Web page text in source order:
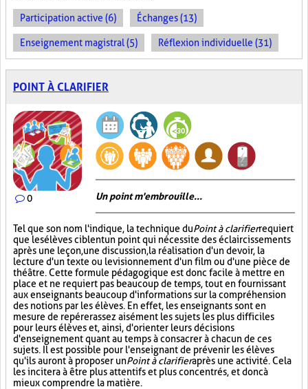
Participation active (6) Échanges (13)
Enseignement magistral (5) Réflexion individuelle (31)
POINT À CLARIFIER
0 Un point m'embrouille...
Tel que son nom l'indique, la technique duPoint à clarifierrequiert
que les élèves ciblent un point qui nécessite des éclaircissements
après une leçon, une discussion, la réalisation d'un devoir, la
lecture d'un texte ou le visionnement d'un film ou d'une pièce de
théâtre. Cette formule pédagogique est donc facile à mettre en
place et ne requiert pas beaucoup de temps, tout en fournissant
aux enseignants beaucoup d'informations sur la compréhension
des notions par les élèves. En effet, les enseignants sont en
mesure de repérer assez aisément les sujets les plus difficiles
pour leurs élèves et, ainsi, d'orienter leurs décisions
d'enseignement quant au temps à consacrer à chacun de ces
sujets. Il est possible pour l'enseignant de prévenir les élèves
qu'ils auront à proposer unPoint à clarifieraprès une activité. Cela
les incitera à être plus attentifs et plus concentrés, et donc à
mieux comprendre la matière.